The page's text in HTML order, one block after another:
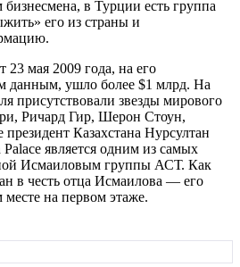
в Турции есть группа
его из страны и
23 мая 2009 года, на его
данным, ушло более $1 млрд. На
присутствовали звезды мирового
Ричард Гир, Шерон Стоун,
Казахстана Нурсултан
является одним из самых
Исмаиловым группы АСТ. Как
в честь отца Исмаилова — его
на первом этаже.